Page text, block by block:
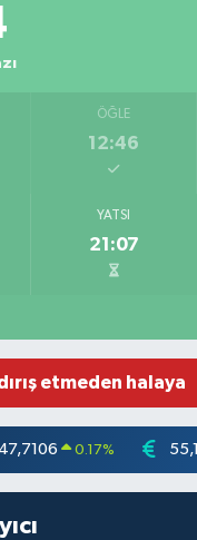
ÖĞLE
12:46
YATSI
21:07
alevler 2 otomobile
yakalandı
devasa ücret
etmeden
47,7106 0.17%